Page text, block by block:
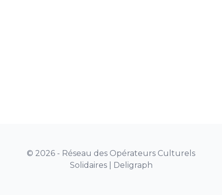
© 2026 - Réseau des Opérateurs Culturels
Solidaires | Deligraph